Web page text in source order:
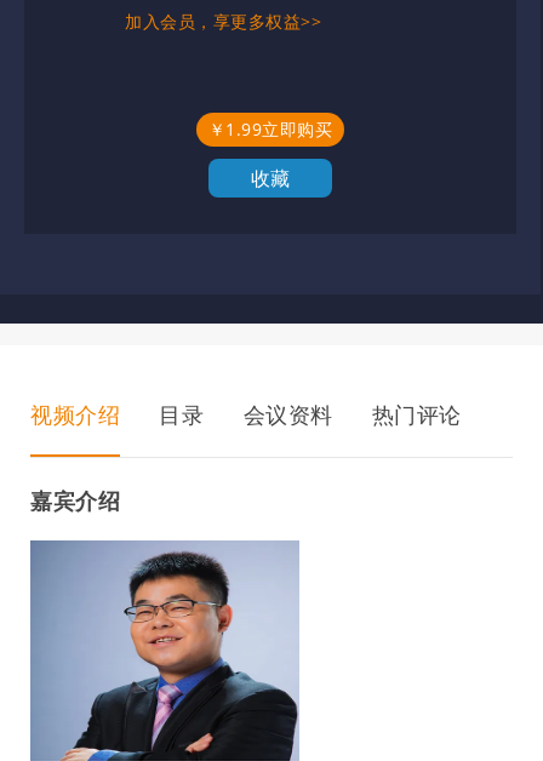
加入会员，享更多权益>>
￥1.99立即购买
收藏
视频介绍 目录 会议资料 热门评论
嘉宾介绍